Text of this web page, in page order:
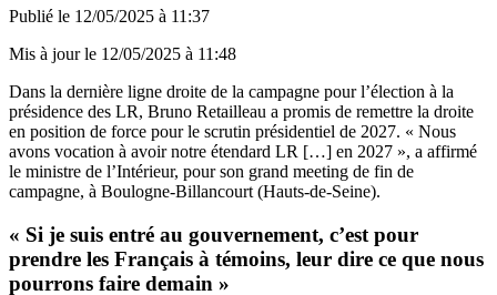
Publié le 12/05/2025 à 11:37
Mis à jour le 12/05/2025 à 11:48
Dans la dernière ligne droite de la campagne pour l’élection à la
présidence des LR, Bruno Retailleau a promis de remettre la droite
en position de force pour le scrutin présidentiel de 2027. « Nous
avons vocation à avoir notre étendard LR […] en 2027 », a affirmé
le ministre de l’Intérieur, pour son grand meeting de fin de
campagne, à Boulogne-Billancourt (Hauts-de-Seine).
« Si je suis entré au gouvernement, c’est pour
prendre les Français à témoins, leur dire ce que nous
pourrons faire demain »